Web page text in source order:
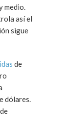
medio.
así el
sigue
de
dólares.